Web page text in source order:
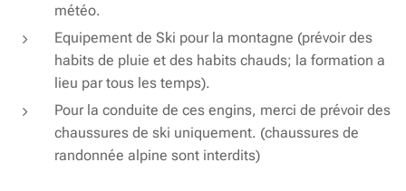
météo.
Equipement de Ski pour la montagne (prévoir des
habits de pluie et des habits chauds; la formation a
lieu par tous les temps).
Pour la conduite de ces engins, merci de prévoir des
chaussures de ski uniquement. (chaussures de
randonnée alpine sont interdits)